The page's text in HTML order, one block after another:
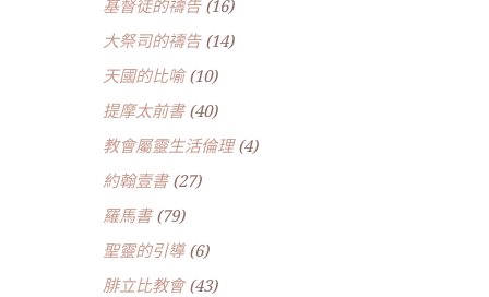
基督徒的禱告(16)
大祭司的禱告(14)
天國的比喻(10)
提摩太前書(40)
教會屬靈生活倫理(4)
約翰壹書(27)
羅馬書(79)
聖靈的引導(6)
腓立比教會(43)